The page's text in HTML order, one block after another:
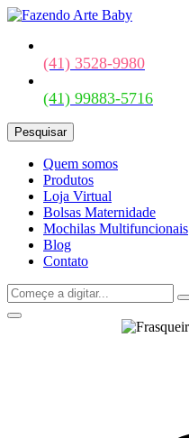
(41) 3528-9980
(41) 99883-5716
Pesquisar
Quem somos
Produtos
Loja Virtual
Bolsas Maternidade
Mochilas Multifuncionais
Blog
Contato